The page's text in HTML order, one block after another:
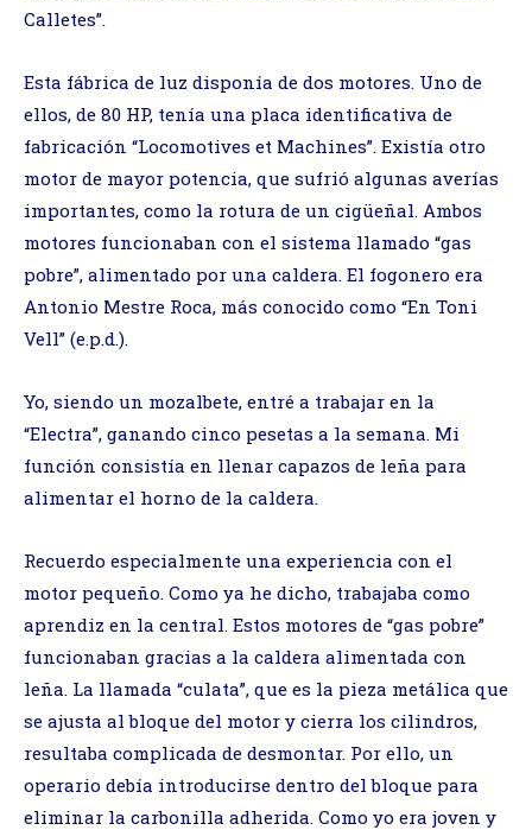
Calletes”.
Esta fábrica de luz disponía de dos motores. Uno de
ellos, de 80 HP, tenía una placa identificativa de
fabricación “Locomotives et Machines”. Existía otro
motor de mayor potencia, que sufrió algunas averías
importantes, como la rotura de un cigüeñal. Ambos
motores funcionaban con el sistema llamado “gas
pobre”, alimentado por una caldera. El fogonero era
Antonio Mestre Roca, más conocido como “En Toni
Vell” (e.p.d.).
Yo, siendo un mozalbete, entré a trabajar en la
“Electra”, ganando cinco pesetas a la semana. Mi
función consistía en llenar capazos de leña para
alimentar el horno de la caldera.
Recuerdo especialmente una experiencia con el
motor pequeño. Como ya he dicho, trabajaba como
aprendiz en la central. Estos motores de “gas pobre”
funcionaban gracias a la caldera alimentada con
leña. La llamada “culata”, que es la pieza metálica que
se ajusta al bloque del motor y cierra los cilindros,
resultaba complicada de desmontar. Por ello, un
operario debía introducirse dentro del bloque para
eliminar la carbonilla adherida. Como yo era joven y